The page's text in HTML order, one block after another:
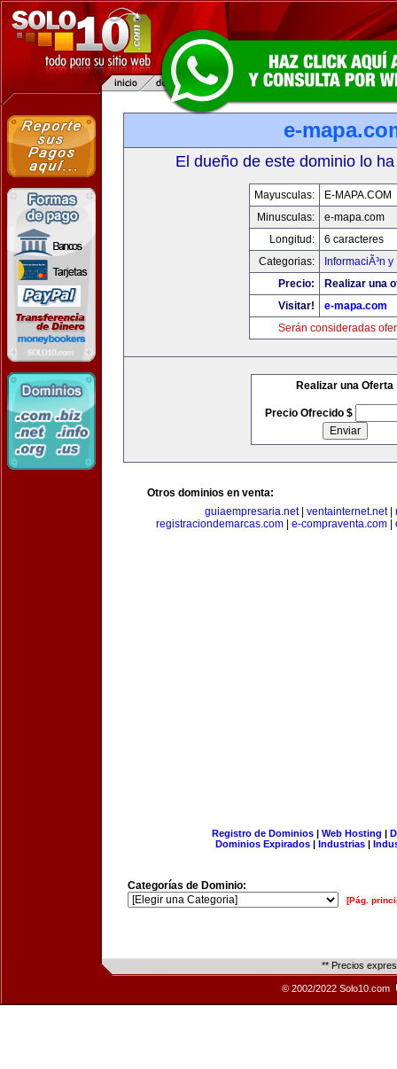
e-
El dueño de este dominio lo
Mayusculas:
E-MAPA.COM
Minusculas:
e-mapa.com
Longitud:
6 caracteres
Categorias:
InformaciÃ³n
Precio:
Realizar una
Visitar!
e-mapa.com
Serán consideradas
Realizar una Oferta
Precio Ofrecido $
Otros dominios en venta:
guiaempresaria.net| ventainternet.net|
registraciondemarcas.com| e-compraventa.com|
Registro de Dominios| Web Hosting |
Dominios Expirados | Industrias |
Categorías de Dominio:
[Pág.
** Precios
© 2002/2022 Solo10.com